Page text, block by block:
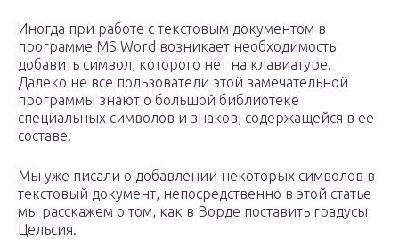
Иногда при работе с текстовым документом в
программе MS Word возникает необходимость
добавить символ, которого нет на клавиатуре.
Далеко не все пользователи этой замечательной
программы знают о большой библиотеке
специальных символов и знаков, содержащейся в ее
составе.
Мы уже писали о добавлении некоторых символов в
текстовый документ, непосредственно в этой статье
мы расскажем о том, как в Ворде поставить градусы
Цельсия.